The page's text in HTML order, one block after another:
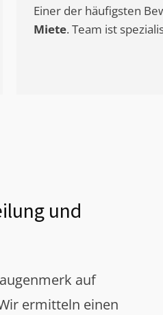
Einer der häufigsten
Miete. Team ist
und
auf
ermitteln einen